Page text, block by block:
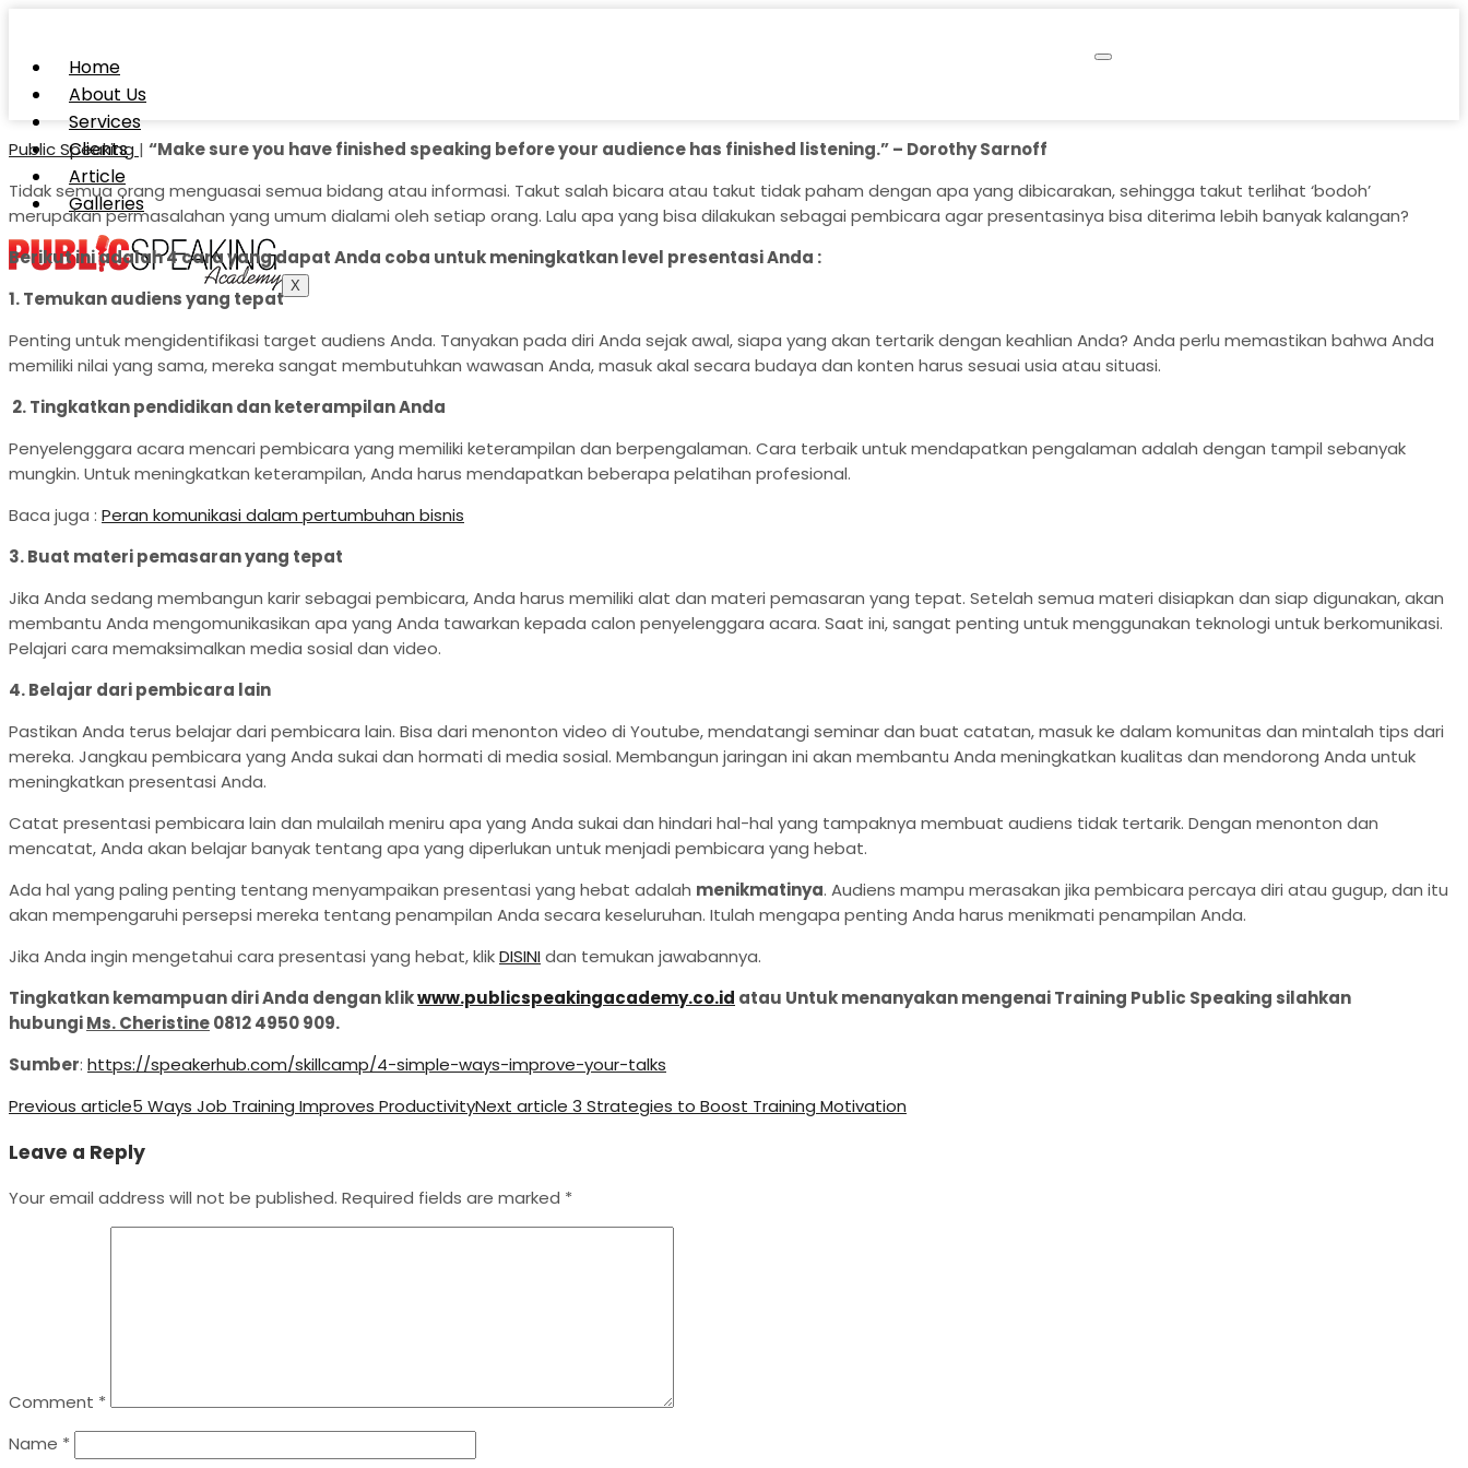
Home
About Us
Services
Clients
Article
Galleries
X
Public Speaking | “Make sure you have finished speaking before your audience has finished listening.” – Dorothy Sarnoff
Tidak semua orang menguasai semua bidang atau informasi. Takut salah bicara atau takut tidak paham dengan apa yang dibicarakan, sehingga takut terlihat ‘bodoh’
merupakan permasalahan yang umum dialami oleh setiap orang. Lalu apa yang bisa dilakukan sebagai pembicara agar presentasinya bisa diterima lebih banyak kalangan?
Berikut ini adalah 4 cara yang dapat Anda coba untuk meningkatkan level presentasi Anda :
1. Temukan audiens yang tepat
Penting untuk mengidentifikasi target audiens Anda. Tanyakan pada diri Anda sejak awal, siapa yang akan tertarik dengan keahlian Anda? Anda perlu memastikan bahwa Anda
memiliki nilai yang sama, mereka sangat membutuhkan wawasan Anda, masuk akal secara budaya dan konten harus sesuai usia atau situasi.
2.Tingkatkan pendidikan dan keterampilan Anda
Penyelenggara acara mencari pembicara yang memiliki keterampilan dan berpengalaman. Cara terbaik untuk mendapatkan pengalaman adalah dengan tampil sebanyak
mungkin. Untuk meningkatkan keterampilan, Anda harus mendapatkan beberapa pelatihan profesional.
Baca juga : Peran komunikasi dalam pertumbuhan bisnis
3. Buat materi pemasaran yang tepat
Jika Anda sedang membangun karir sebagai pembicara, Anda harus memiliki alat dan materi pemasaran yang tepat. Setelah semua materi disiapkan dan siap digunakan, akan
membantu Anda mengomunikasikan apa yang Anda tawarkan kepada calon penyelenggara acara. Saat ini, sangat penting untuk menggunakan teknologi untuk berkomunikasi.
Pelajari cara memaksimalkan media sosial dan video.
4. Belajar dari pembicara lain
Pastikan Anda terus belajar dari pembicara lain. Bisa dari menonton video di Youtube, mendatangi seminar dan buat catatan, masuk ke dalam komunitas dan mintalah tips dari
mereka. Jangkau pembicara yang Anda sukai dan hormati di media sosial. Membangun jaringan ini akan membantu Anda meningkatkan kualitas dan mendorong Anda untuk
meningkatkan presentasi Anda.
Catat presentasi pembicara lain dan mulailah meniru apa yang Anda sukai dan hindari hal-hal yang tampaknya membuat audiens tidak tertarik. Dengan menonton dan
mencatat, Anda akan belajar banyak tentang apa yang diperlukan untuk menjadi pembicara yang hebat.
Ada hal yang paling penting tentang menyampaikan presentasi yang hebat adalah menikmatinya. Audiens mampu merasakan jika pembicara percaya diri atau gugup, dan itu
akan mempengaruhi persepsi mereka tentang penampilan Anda secara keseluruhan. Itulah mengapa penting Anda harus menikmati penampilan Anda.
Jika Anda ingin mengetahui cara presentasi yang hebat, klikDISINIdan temukan jawabannya.
Tingkatkan kemampuan diri Anda dengan klikwww.publicspeakingacademy.co.id atau Untuk menanyakan mengenai Training Public Speaking silahkan
hubungiMs. Cheristine0812 4950 909.
Sumber: https://speakerhub.com/skillcamp/4-simple-ways-improve-your-talks
Previous article5 Ways Job Training Improves ProductivityNext article 3 Strategies to Boost Training Motivation
Leave a Reply
Your email address will not be published. Required fields are marked *
Comment *
Name *